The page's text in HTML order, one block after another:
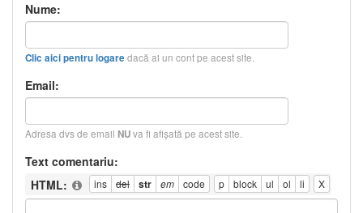
Nume:
Clic aici pentru logaredacă ai un cont pe acest site.
Email:
Adresa dvs de email NUva fi afişată pe acest site.
Text comentariu:
HTML: